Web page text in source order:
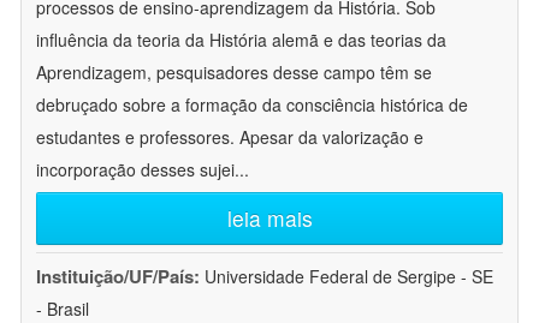
processos de ensino-aprendizagem da História. Sob
influência da teoria da História alemã e das teorias da
Aprendizagem, pesquisadores desse campo têm se
debruçado sobre a formação da consciência histórica de
estudantes e professores. Apesar da valorização e
incorporação desses sujei...
leia mais
Instituição/UF/País: Universidade Federal de Sergipe - SE
- Brasil